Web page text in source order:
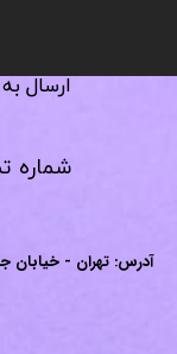
​​​​​​ارسال
شماره
آدرس: تهران - خیابان